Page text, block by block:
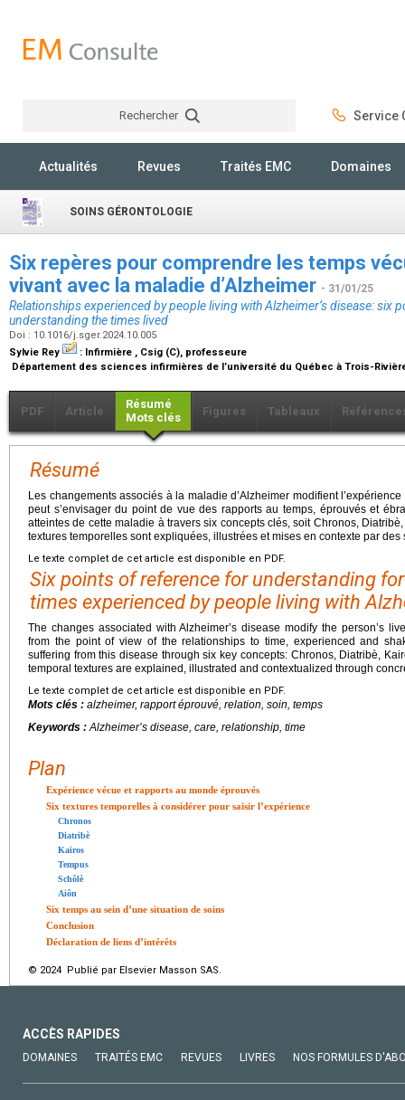
Rechercher Service
Actualités Revues Traités EMC Domaines
SOINS GÉRONTOLOGIE
Six repères pour comprendre les temps
vivant avec la maladie d’Alzheimer - 31/01/25
Relationships experienced by people living with Alzheimer’s disease: six
understanding the times lived
Doi : 10.1016/j.sger.2024.10.005
Sylvie Rey
: Infirmière , Csig (C), professeure
Département des sciences infirmières de l’université du Québec à Trois-
PDF Article
Résumé
Mots clés
Figures Tableaux
Résumé
Les changements associés à la maladie d’Alzheimer modifient
peut s’envisager du point de vue des rapports au temps, éprouvés et
atteintes de cette maladie à travers six concepts clés, soit Chronos,
textures temporelles sont expliquées, illustrées et mises en contexte par
Le texte complet de cet article est disponible en PDF.
Six points of reference for understanding
times experienced by people living with
The changes associated with Alzheimer’s disease modify the person’s
from the point of view of the relationships to time, experienced and
suffering from this disease through six key concepts: Chronos, Diatribè,
temporal textures are explained, illustrated and contextualized through
Le texte complet de cet article est disponible en PDF.
Mots clés : alzheimer, rapport éprouvé, relation, soin, temps
Keywords : Alzheimer’s disease, care, relationship, time
Plan
Expérience vécue et rapports au monde éprouvés
Six textures temporelles à considérer pour saisir l’expérience
Chronos
Diatribè
Kairos
Tempus
Schôlè
Aiôn
Six temps au sein d’une situation de soins
Conclusion
Déclaration de liens d’intérêts
© 2024 Publié par Elsevier Masson SAS.
ACCÈS RAPIDES
DOMAINES TRAITÉS EMC REVUES LIVRES NOS FORMULES